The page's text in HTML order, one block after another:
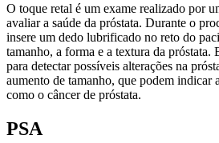
O toque retal é um exame realizado por
avaliar a saúde da próstata. Durante o
insere um dedo lubrificado no reto do
tamanho, a forma e a textura da próstata.
para detectar possíveis alterações na
aumento de tamanho, que podem indicar
como o câncer de próstata.
PSA